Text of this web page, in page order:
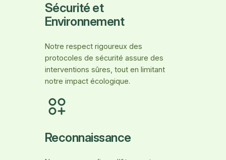
Sécurité et
Environnement
Notre respect rigoureux des
protocoles de sécurité assure des
interventions sûres, tout en limitant
notre impact écologique.
Reconnaissance